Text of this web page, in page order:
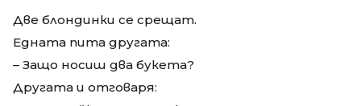
Две блондинки се срещат.
Едната пита другата:
– Защо носиш два букета?
Другата и отговаря: